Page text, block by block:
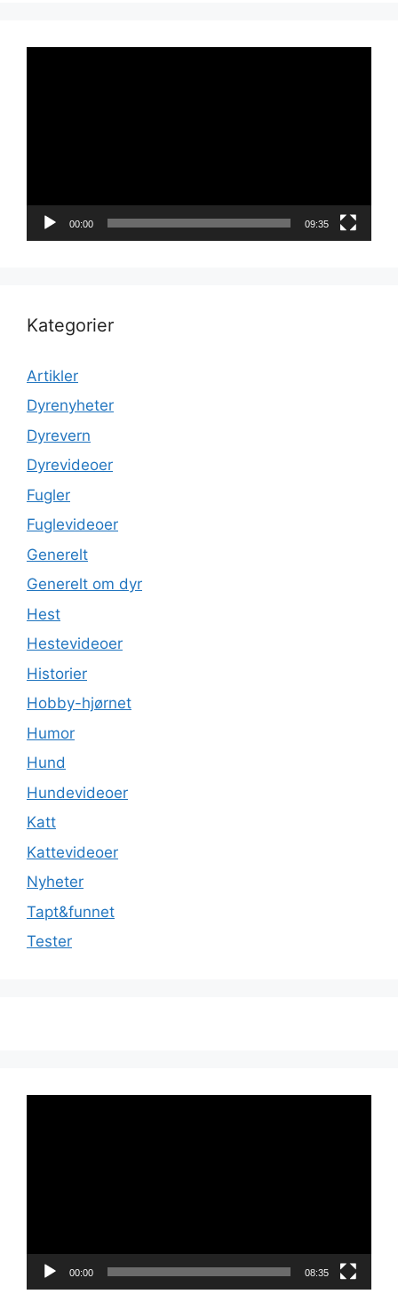
00:00 09:35
Kategorier
Artikler
Dyrenyheter
Dyrevern
Dyrevideoer
Fugler
Fuglevideoer
Generelt
Generelt om dyr
Hest
Hestevideoer
Historier
Hobby-hjørnet
Humor
Hund
Hundevideoer
Katt
Kattevideoer
Nyheter
Tapt&funnet
Tester
00:00 08:35